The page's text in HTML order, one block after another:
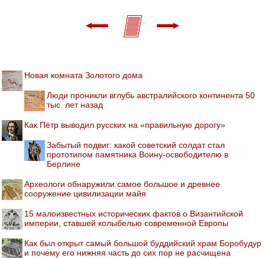
Новая комната Золотого дома
Люди проникли вглубь австралийского континента 50
тыс. лет назад
Как Пётр выводил русских на «правильную дорогу»
Забытый подвиг: какой советский солдат стал
прототипом памятника Воину-освободителю в
Берлине
Археологи обнаружили самое большое и древнее
сооружение цивилизации майя
15 малоизвестных исторических фактов о Византийской
империи, ставшей колыбелью современной Европы
Как был открыт самый большой буддийский храм Боробудур
и почему его нижняя часть до сих пор не расчищена